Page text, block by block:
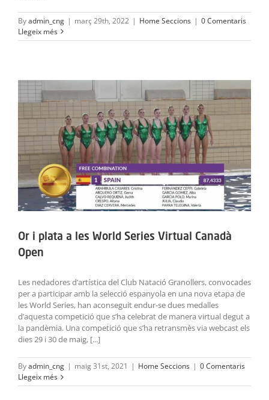
Byadmin_cng | març 29th, 2022 | Home Seccions | 0 Comentaris
Llegeix més
Or i plata a les World Series Virtual Canadà
Open
Les nedadores d’artística del Club Natació Granollers, convocades
per a participar amb la selecció espanyola en una nova etapa de
les World Series, han aconseguit endur-se dues medalles
d’aquesta competició que s’ha celebrat de manera virtual degut a
la pandèmia. Una competició que s’ha retransmès via webcast els
dies 29 i 30 de maig, [...]
Byadmin_cng | maig 31st, 2021 | Home Seccions | 0 Comentaris
Llegeix més